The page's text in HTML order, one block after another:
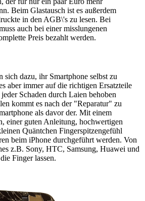
Beim Glastausch ist es außerdem
in den AGB\'s zu lesen. Bei
auch bei einer misslungenen
Preis bezahlt werden.
sich dazu, ihr Smartphone selbst zu
aber immer auf die richtigen Ersatzteile
Schaden durch Laien behoben
kommt es nach der "Reparatur" zu
als davor der. Mit einem
einer guten Anleitung, hochwertigen
Quäntchen Fingerspitzengefühl
beim iPhone durchgeführt werden. Von
z.B. Sony, HTC, Samsung, Huawei und
Finger lassen.